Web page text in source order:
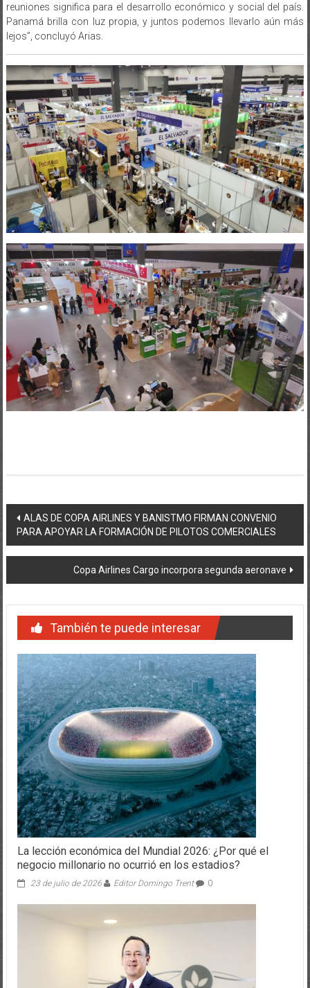
reuniones significa para el desarrollo económico y social del país.
Panamá brilla con luz propia, y juntos podemos llevarlo aún más
lejos”, concluyó Arias.
Navegación
de
entradas
ALAS DE COPA AIRLINES Y BANISTMO FIRMAN CONVENIO
PARA APOYAR LA FORMACIÓN DE PILOTOS COMERCIALES
Copa Airlines Cargo incorpora segunda aeronave
También te puede interesar
La lección económica del Mundial 2026: ¿Por qué el
negocio millonario no ocurrió en los estadios?
23 de julio de 2026 Editor Domingo Trent 0